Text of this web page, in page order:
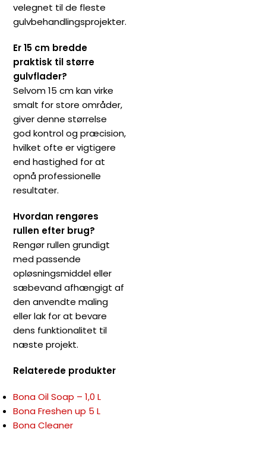
velegnet til de fleste
gulvbehandlingsprojekter.
Er 15 cm bredde
praktisk til større
gulvflader?
Selvom 15 cm kan virke
smalt for store områder,
giver denne størrelse
god kontrol og præcision,
hvilket ofte er vigtigere
end hastighed for at
opnå professionelle
resultater.
Hvordan rengøres
rullen efter brug?
Rengør rullen grundigt
med passende
opløsningsmiddel eller
sæbevand afhængigt af
den anvendte maling
eller lak for at bevare
dens funktionalitet til
næste projekt.
Relaterede produkter
Bona Oil Soap – 1,0 L
Bona Freshen up 5 L
Bona Cleaner